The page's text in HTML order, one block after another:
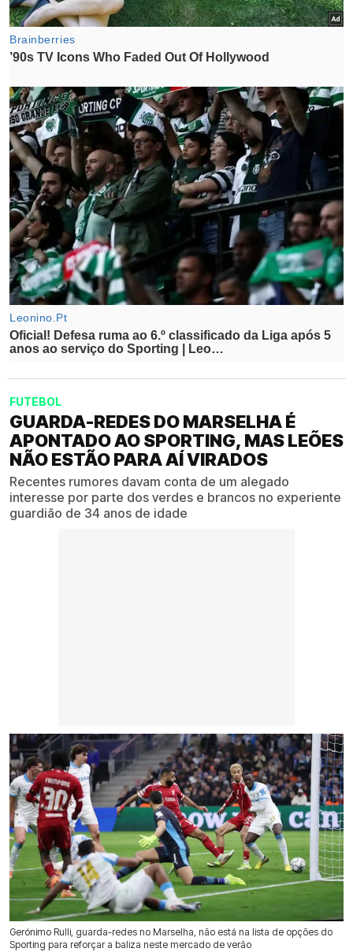
FUTEBOL
GUARDA-REDES DO MARSELHA É
APONTADO AO SPORTING, MAS LEÕES
NÃO ESTÃO PARA AÍ VIRADOS
Recentes rumores davam conta de um alegado
interesse por parte dos verdes e brancos no experiente
guardião de 34 anos de idade
Gerónimo Rulli, guarda-redes no Marselha, não está na lista de opções do
Sporting para reforçar a baliza neste mercado de verão